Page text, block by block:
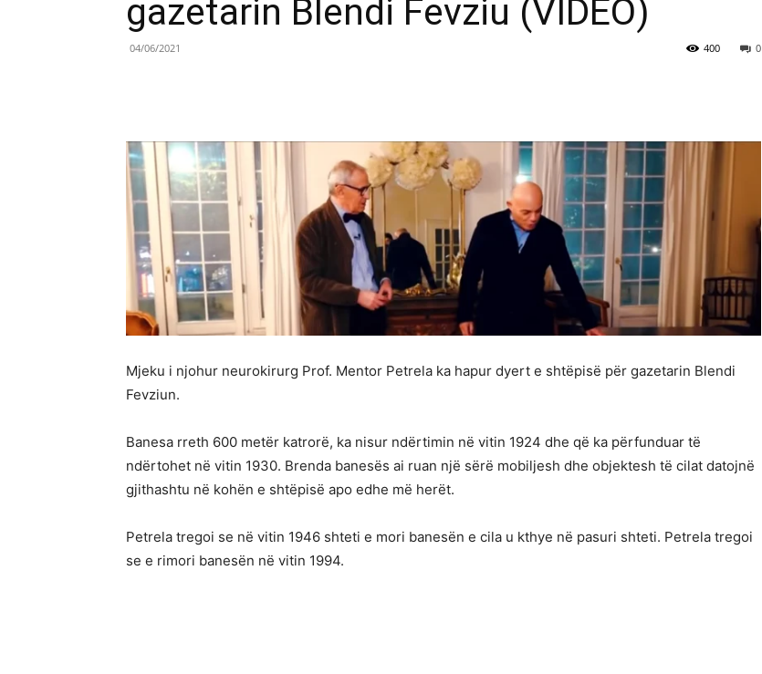
gazetarin Blendi Fevziu (VIDEO)
04/06/2021 0
400
Mjeku i njohur neurokirurg Prof. Mentor Petrela ka hapur dyert e shtëpisë për gazetarin Blendi
Fevziun.
Banesa rreth 600 metër katrorë, ka nisur ndërtimin në vitin 1924 dhe që ka përfunduar të
ndërtohet në vitin 1930. Brenda banesës ai ruan një sërë mobiljesh dhe objektesh të cilat datojnë
gjithashtu në kohën e shtëpisë apo edhe më herët.
Petrela tregoi se në vitin 1946 shteti e mori banesën e cila u kthye në pasuri shteti. Petrela tregoi
se e rimori banesën në vitin 1994.